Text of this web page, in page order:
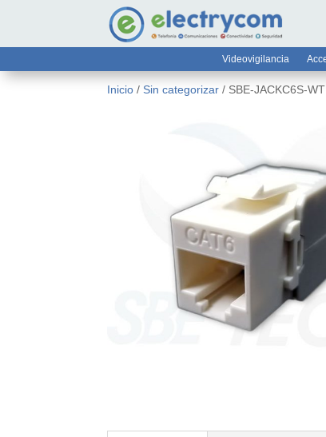
 online@electrycom.mx
Videovigilancia
Inicio / Sin categorizar / SBE-JACKC6S-WT